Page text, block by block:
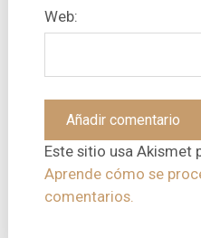
Web:
Este sitio usa Akismet
Aprende cómo se
comentarios.